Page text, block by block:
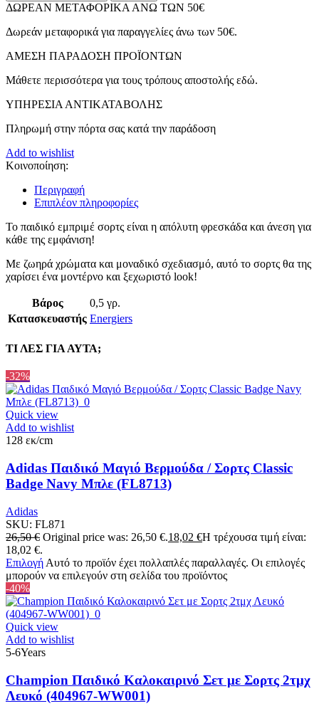
ΔΩΡΕΑΝ ΜΕΤΑΦΟΡΙΚΑ ΑΝΩ ΤΩΝ 50€
Δωρεάν μεταφορικά για παραγγελίες άνω των 50€.
ΑMEΣΗ ΠΑΡΑΔΟΣΗ ΠΡΟΪΟΝΤΩΝ
Μάθετε περισσότερα για τους τρόπους αποστολής εδώ.
ΥΠΗΡΕΣΙΑ ΑΝΤΙΚΑΤΑΒΟΛΗΣ
Πληρωμή στην πόρτα σας κατά την παράδοση
Add to wishlist
Κοινοποίηση:
Περιγραφή
Επιπλέον πληροφορίες
Το παιδικό εμπριμέ σορτς είναι η απόλυτη φρεσκάδα και άνεση για
κάθε της εμφάνιση!
Με ζωηρά χρώματα και μοναδικό σχεδιασμό, αυτό το σορτς θα της
χαρίσει ένα μοντέρνο και ξεχωριστό look!
Βάρος
0,5 γρ.
Κατασκευαστής Energiers
ΤΙ ΛΕΣ ΓΙΑ ΑΥΤΑ;
-32%
Quick view
Add to wishlist
128 εκ/cm
Adidas Παιδικό Μαγιό Βερμούδα / Σορτς Classic
Badge Navy Μπλε (FL8713)
Adidas
SKU: FL871
26,50€ Original price was: 26,50 €.18,02 €Η τρέχουσα τιμή είναι:
18,02 €.
Επιλογή Αυτό το προϊόν έχει πολλαπλές παραλλαγές. Οι επιλογές
μπορούν να επιλεγούν στη σελίδα του προϊόντος
-40%
Quick view
Add to wishlist
5-6Years
Champion Παιδικό Καλοκαιρινό Σετ με Σορτς 2τμχ
Λευκό (404967-WW001)